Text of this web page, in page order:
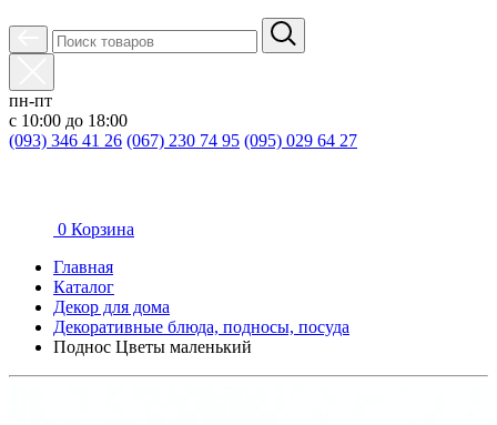
пн-пт
с 10:00 до 18:00
(093) 346 41 26 (067) 230 74 95 (095) 029 64 27
0 Корзина
Главная
Каталог
Декор для дома
Декоративные блюда, подносы, посуда
Поднос Цветы маленький